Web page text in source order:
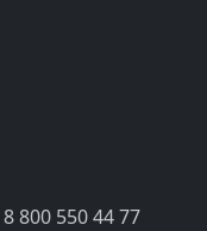
8 800 550 44 77